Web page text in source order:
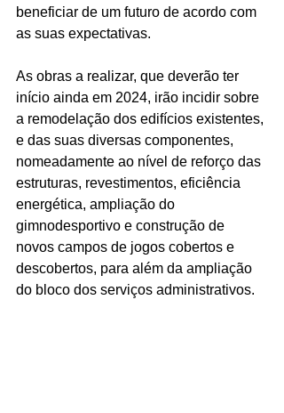
beneficiar de um futuro de acordo com
as suas expectativas.
As obras a realizar, que deverão ter
início ainda em 2024, irão incidir sobre
a remodelação dos edifícios existentes,
e das suas diversas componentes,
nomeadamente ao nível de reforço das
estruturas, revestimentos, eficiência
energética, ampliação do
gimnodesportivo e construção de
novos campos de jogos cobertos e
descobertos, para além da ampliação
do bloco dos serviços administrativos.